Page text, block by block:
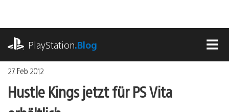
springen
PlayStation.Blog
27. Feb 2012
Hustle Kings jetzt für PS Vita